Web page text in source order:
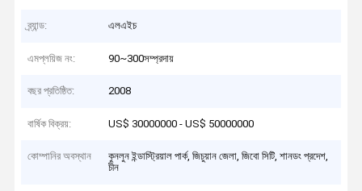
ব্র্যান্ড: এলএইচ
এমপ্লয়িজ নং: 90~300সম্প্রদায়
বছর প্রতিষ্ঠিত: 2008
বার্ষিক বিক্রয়: US$ 30000000 - US$ 50000000
কোম্পানির অবস্থান
কুনলুন ইন্ডাস্ট্রিয়াল পার্ক, জিচুয়ান জেলা, জিবো সিটি, শানডং প্রদেশ,
চীন